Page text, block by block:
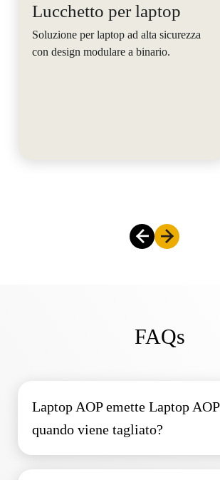
Lucchetto per laptop
Soluzione per laptop ad alta sicurezza
con design modulare a binario.
FAQs
Laptop AOP emette Laptop AOP
quando viene tagliato?